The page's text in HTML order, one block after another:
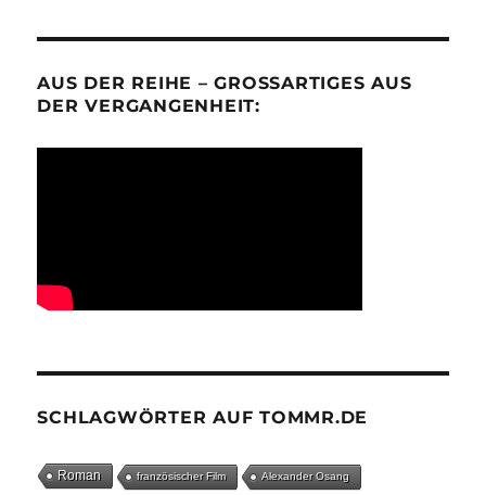
AUS DER REIHE – GROSSARTIGES AUS D
ER VERGANGENHEIT:
SCHLAGWÖRTER AUF TOMMR.DE
Roman französischer Film Alexander Osang